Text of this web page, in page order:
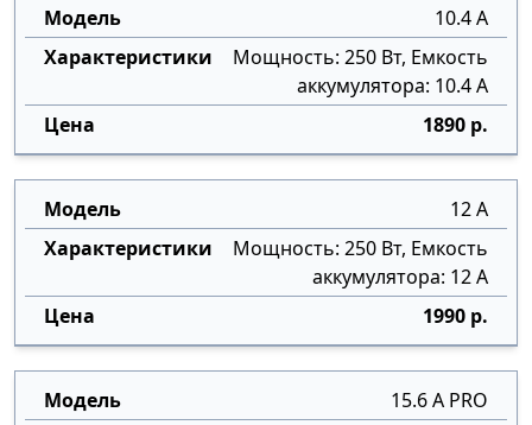
10.4 А
Мощность: 250 Вт, Емкость
аккумулятора: 10.4 А
1890 р.
12 А
Мощность: 250 Вт, Емкость
аккумулятора: 12 А
1990 р.
15.6 А PRO